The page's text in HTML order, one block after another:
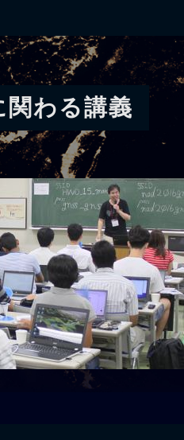
関わる講義